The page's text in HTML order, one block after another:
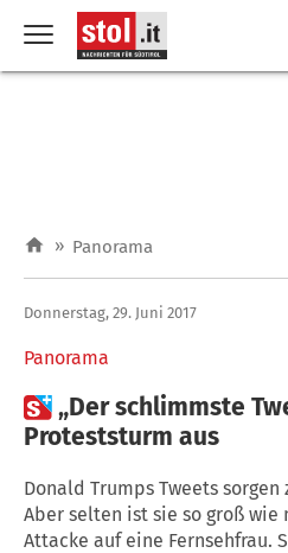
» Panorama
Panorama
Donnerstag, 29. Juni 2017
„Der schlimmste
Proteststurm aus
Donald Trumps Tweets
Aber selten ist sie so groß wie
Attacke auf eine Fernsehfrau.